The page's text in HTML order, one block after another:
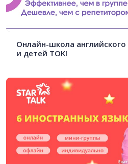
Онлайн-школа
и детей TOKI